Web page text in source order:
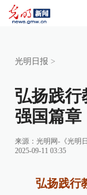
光明日报 >
弘扬践行
强国篇章
来源： 光明网-《光明日
2025-09-11 03:35
弘扬践行